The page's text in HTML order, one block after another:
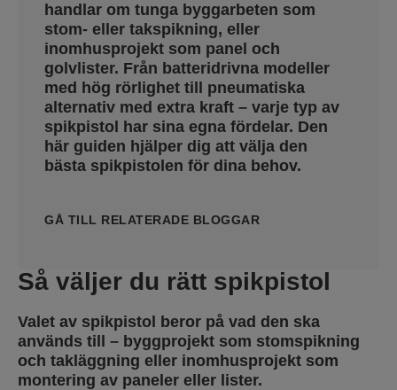
handlar om tunga byggarbeten som
stom- eller takspikning, eller
inomhusprojekt som panel och
golvlister. Från batteridrivna modeller
med hög rörlighet till pneumatiska
alternativ med extra kraft – varje typ av
spikpistol har sina egna fördelar. Den
här guiden hjälper dig att välja den
bästa spikpistolen för dina behov.
GÅ TILL RELATERADE BLOGGAR
Så väljer du rätt spikpistol
Valet av spikpistol beror på vad den ska
används till – byggprojekt som stomspikning
och takläggning eller inomhusprojekt som
montering av paneler eller lister.